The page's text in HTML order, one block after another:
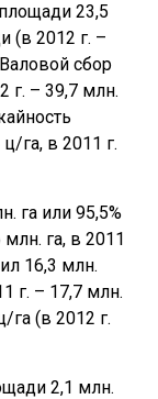
23,5
(в 2012 г. –
сбор
г. – 39,7 млн.
га, в 2011 г.
га или 95,5%
га, в 2011
16,3 млн.
г. – 17,7 млн.
га (в 2012 г.
2,1 млн.